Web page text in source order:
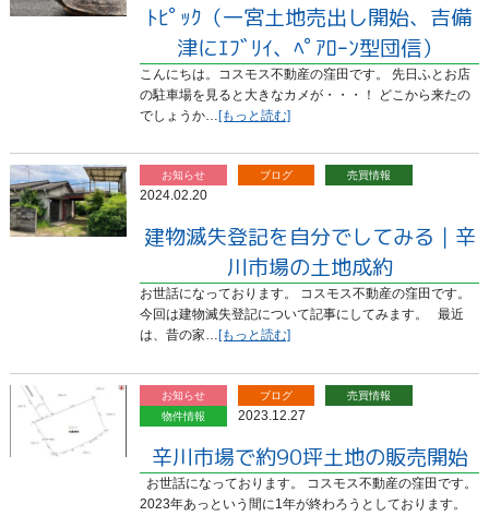
ﾄﾋﾟｯｸ（一宮土地売出し開始、吉備
津にｴﾌﾞﾘｲ、ﾍﾟｱﾛｰﾝ型団信）
こんにちは。コスモス不動産の窪田です。 先日ふとお店
の駐車場を見ると大きなカメが・・・！ どこから来たの
でしょうか…[もっと読む]
お知らせ ブログ 売買情報
2024.02.20
建物滅失登記を自分でしてみる｜辛
川市場の土地成約
お世話になっております。 コスモス不動産の窪田です。
今回は建物滅失登記について記事にしてみます。 最近
は、昔の家… [もっと読む]
お知らせ ブログ
売買情報
物件情報
2023.12.27
辛川市場で約90坪土地の販売開始
お世話になっております。 コスモス不動産の窪田です。
2023年あっという間に1年が終わろうとしております。